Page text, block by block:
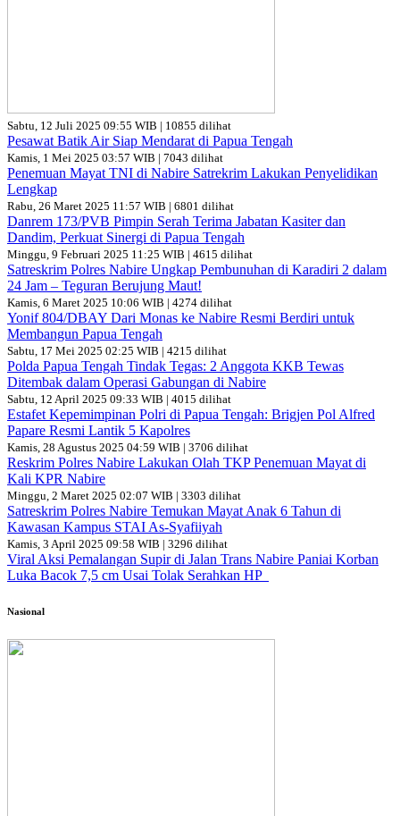
Sabtu, 12 Juli 2025 09:55 WIB | 10855 dilihat
Pesawat Batik Air Siap Mendarat di Papua Tengah
Kamis, 1 Mei 2025 03:57 WIB | 7043 dilihat
Penemuan Mayat TNI di Nabire Satrekrim Lakukan Penyelidikan
Lengkap
Rabu, 26 Maret 2025 11:57 WIB | 6801 dilihat
Danrem 173/PVB Pimpin Serah Terima Jabatan Kasiter dan
Dandim, Perkuat Sinergi di Papua Tengah
Minggu, 9 Februari 2025 11:25 WIB | 4615 dilihat
Satreskrim Polres Nabire Ungkap Pembunuhan di Karadiri 2 dalam
24 Jam – Teguran Berujung Maut!
Kamis, 6 Maret 2025 10:06 WIB | 4274 dilihat
Yonif 804/DBAY Dari Monas ke Nabire Resmi Berdiri untuk
Membangun Papua Tengah
Sabtu, 17 Mei 2025 02:25 WIB | 4215 dilihat
Polda Papua Tengah Tindak Tegas: 2 Anggota KKB Tewas
Ditembak dalam Operasi Gabungan di Nabire
Sabtu, 12 April 2025 09:33 WIB | 4015 dilihat
Estafet Kepemimpinan Polri di Papua Tengah: Brigjen Pol Alfred
Papare Resmi Lantik 5 Kapolres
Kamis, 28 Agustus 2025 04:59 WIB | 3706 dilihat
Reskrim Polres Nabire Lakukan Olah TKP Penemuan Mayat di
Kali KPR Nabire
Minggu, 2 Maret 2025 02:07 WIB | 3303 dilihat
Satreskrim Polres Nabire Temukan Mayat Anak 6 Tahun di
Kawasan Kampus STAI As-Syafiiyah
Kamis, 3 April 2025 09:58 WIB | 3296 dilihat
Viral Aksi Pemalangan Supir di Jalan Trans Nabire Paniai Korban
Luka Bacok 7,5 cm Usai Tolak Serahkan HP
Nasional